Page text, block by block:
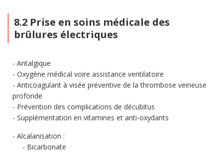
8.2 Prise en soins médicale des
brûlures électriques
Antalgique
Oxygène médical voire assistance ventilatoire
Anticoagulant à visée préventive de la thrombose veineuse
profonde
Prévention des complications de décubitus
Supplémentation en vitamines et anti-oxydants
Alcalanisation :
Bicarbonate